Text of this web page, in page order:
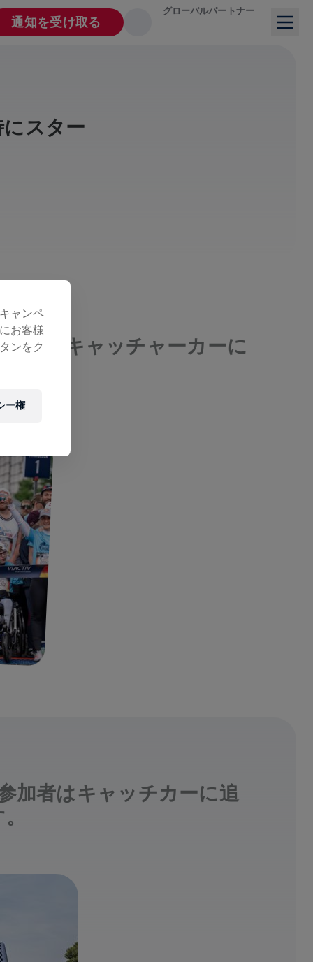
通知を受け取る
グローバルパートナー
にスター
緒にキャッチャーカーに
加者はキャッチカーに追
ャンペ
お客様
ンをク
ー権